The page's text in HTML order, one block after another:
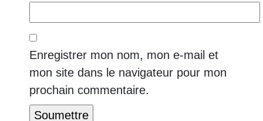
Enregistrer mon nom, mon e-mail et
mon site dans le navigateur pour mon
prochain commentaire.